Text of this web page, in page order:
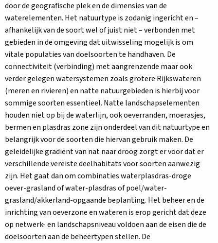
door de geografische plek en de dimensies van de
waterelementen. Het natuurtype is zodanig ingericht en –
afhankelijk van de soort wel of juist niet – verbonden met
gebieden in de omgeving dat uitwisseling mogelijk is om
vitale populaties van doelsoorten te handhaven. De
connectiviteit (verbinding) met aangrenzende maar ook
verder gelegen watersystemen zoals grotere Rijkswateren
(meren en rivieren) en natte natuurgebieden is hierbij voor
sommige soorten essentieel. Natte landschapselementen
houden niet op bij de waterlijn, ook oeverranden, moerasjes,
bermen en plasdras zone zijn onderdeel van dit natuurtype en
belangrijk voor de soorten die hiervan gebruik maken. De
geleidelijke gradiënt van nat naar droog zorgt er voor dat er
verschillende vereiste deelhabitats voor soorten aanwezig
zijn. Het gaat dan om combinaties waterplasdras-droge
oever-grasland of water-plasdras of poel/water-
grasland/akkerland-opgaande beplanting. Het beheer en de
inrichting van oeverzone en wateren is erop gericht dat deze
op netwerk- en landschapsniveau voldoen aan de eisen die de
doelsoorten aan de beheertypen stellen. De